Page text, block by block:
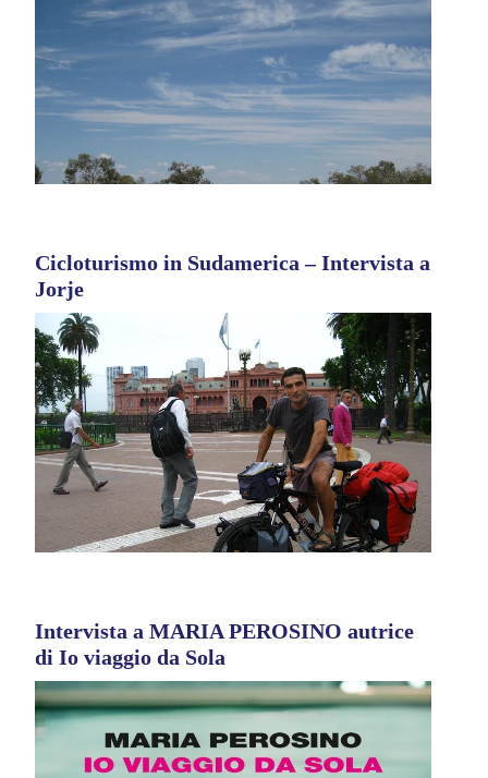
Cicloturismo in Sudamerica – Intervista a
Jorje
Intervista a MARIA PEROSINO autrice
di Io viaggio da Sola